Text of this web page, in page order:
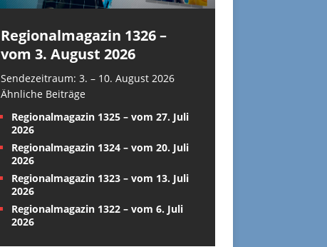
Regionalmagazin 1326 –
vom 3. August 2026
Sendezeitraum: 3. – 10. August 2026
Ähnliche Beiträge
Regionalmagazin 1325 – vom 27. Juli
2026
Regionalmagazin 1324 – vom 20. Juli
2026
Regionalmagazin 1323 – vom 13. Juli
2026
Regionalmagazin 1322 – vom 6. Juli
2026